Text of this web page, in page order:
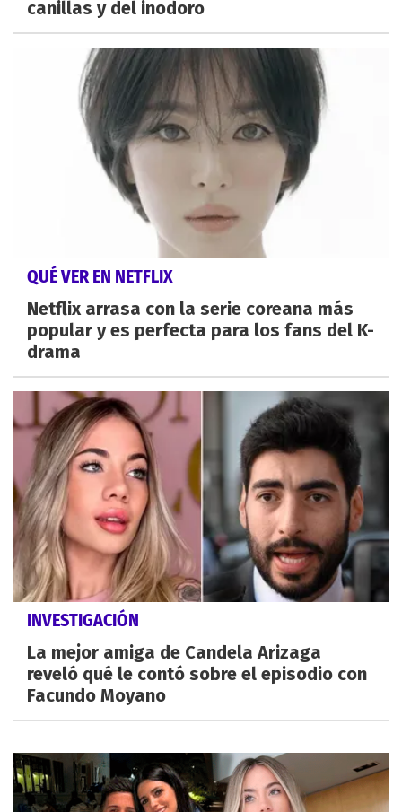
canillas y del inodoro
QUÉ VER EN NETFLIX
Netflix arrasa con la serie coreana más
popular y es perfecta para los fans del K-
drama
INVESTIGACIÓN
La mejor amiga de Candela Arizaga
reveló qué le contó sobre el episodio con
Facundo Moyano